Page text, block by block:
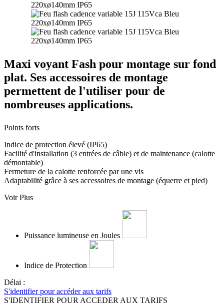
Maxi voyant Fash pour montage sur fond
plat. Ses accessoires de montage
permettent de l'utiliser pour de
nombreuses applications.
Points forts
Indice de protection élevé (IP65)
Facilité d'installation (3 entrées de câble) et de maintenance (calotte
démontable)
Fermeture de la calotte renforcée par une vis
Adaptabilité grâce à ses accessoires de montage (équerre et pied)
Voir Plus
Puissance lumineuse en Joules
Indice de Protection
Délai :
S'identifier pour accéder aux tarifs
S'IDENTIFIER POUR ACCEDER AUX TARIFS